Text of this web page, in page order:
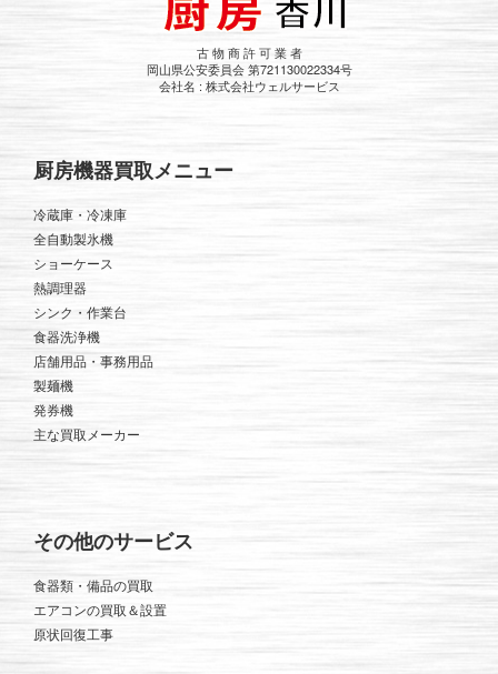
古 物 商 許 可 業 者
岡山県公安委員会 第721130022334号
会社名 : 株式会社ウェルサービス
厨房機器買取メニュー
冷蔵庫・冷凍庫
全自動製氷機
ショーケース
熱調理器
シンク・作業台
食器洗浄機
店舗用品・事務用品
製麺機
発券機
主な買取メーカー
その他のサービス
食器類・備品の買取
エアコンの買取＆設置
原状回復工事